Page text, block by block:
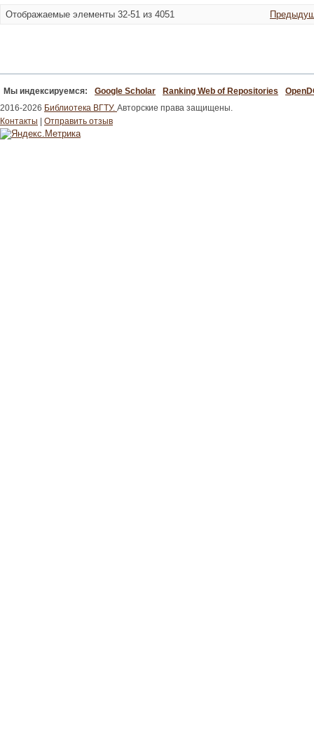
Отображаемые элементы 32-51 из 4051
Мы индексируемся: Google Scholar Ranking Web of Repositories
2016-2026 Библиотека ВГТУ. Авторские права защищены.
Контакты
Отправить отзыв